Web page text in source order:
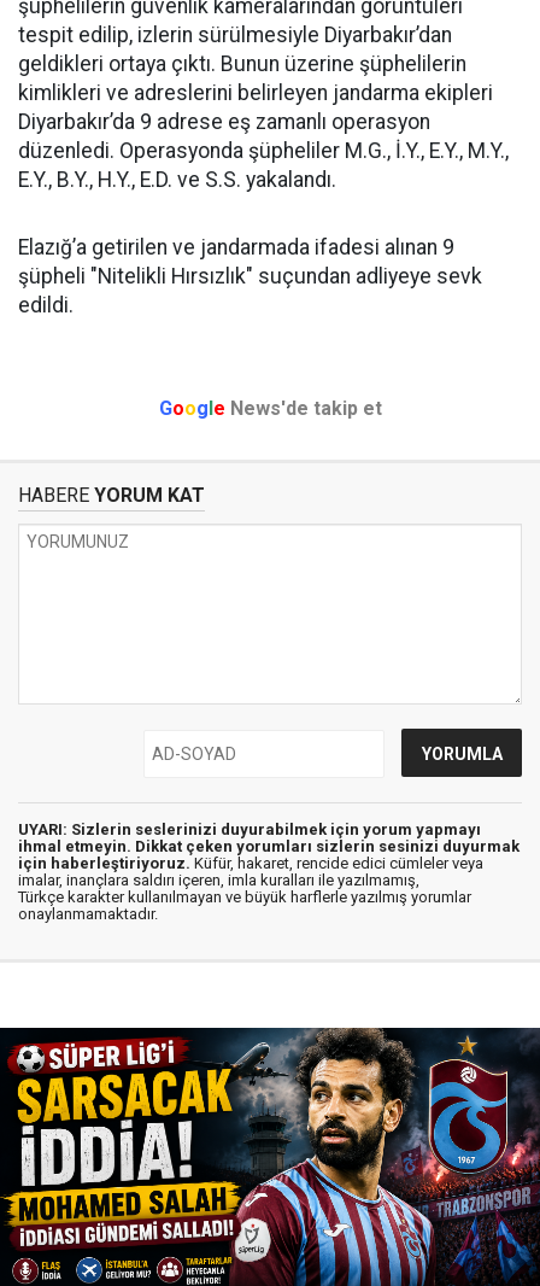
şüphelilerin güvenlik kameralarından görüntüleri
tespit edilip, izlerin sürülmesiyle Diyarbakır’dan
geldikleri ortaya çıktı. Bunun üzerine şüphelilerin
kimlikleri ve adreslerini belirleyen jandarma ekipleri
Diyarbakır’da 9 adrese eş zamanlı operasyon
düzenledi. Operasyonda şüpheliler M.G., İ.Y., E.Y., M.Y.,
E.Y., B.Y., H.Y., E.D. ve S.S. yakalandı.
Elazığ’a getirilen ve jandarmada ifadesi alınan 9
şüpheli "Nitelikli Hırsızlık" suçundan adliyeye sevk
edildi.
Google News'de takip et
HABERE YORUM KAT
UYARI: Sizlerin seslerinizi duyurabilmek için yorum yapmayı
ihmal etmeyin. Dikkat çeken yorumları sizlerin sesinizi duyurmak
için haberleştiriyoruz. Küfür, hakaret, rencide edici cümleler veya
imalar, inançlara saldırı içeren, imla kuralları ile yazılmamış,
Türkçe karakter kullanılmayan ve büyük harflerle yazılmış yorumlar
onaylanmamaktadır.